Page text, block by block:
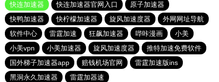
快连加速器
快连加速器官网入口
原子加速器
快鸭加速器
快柠檬加速器 旋风加速度器
外网网址导航
软件中心
雷霆加速 狂飙加速器 哔咔漫画
小美
小美vpn
小美加速器 旋风加速度器
推特加速免费软件
国外梯子加速器app
赔钱机场官网
雷霆加速版ins
黑洞永久加速器
雷霆加器速